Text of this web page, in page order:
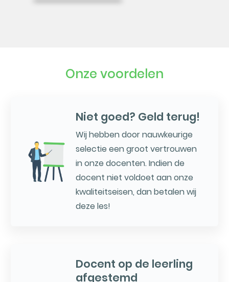
Onze voordelen
Niet goed? Geld terug!
Wij hebben door nauwkeurige
selectie een groot vertrouwen
in onze docenten. Indien de
docent niet voldoet aan onze
kwaliteitseisen, dan betalen wij
deze les!
Docent op de leerling
afgestemd